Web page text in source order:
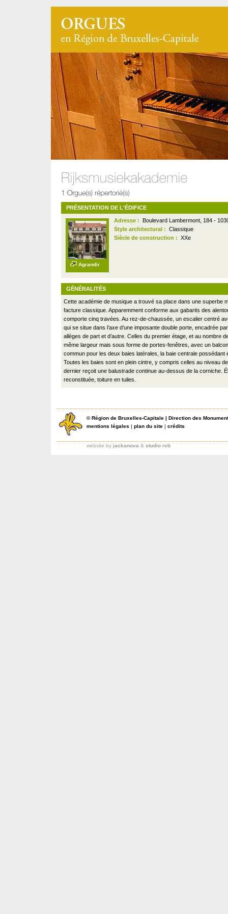
PRÉSENTATION DE L'ÉDIFICE
Agrandir
Adresse :
Boulevard Lambermont, 184 -
Style architectural : Classique
Siècle de construction : XXe
GÉNÉRALITÉS
Cette académie de musique a trouvé sa place dans une superbe
facture classique. Apparemment conforme aux gabarits des
comporte cinq travées. Au rez-de-chaussée, un escalier centré
qui se situe dans l’axe d’une imposante double porte, encadrée
allèges de part et d’autre. Celles du premier étage, et au nombre
même largeur mais sous forme de portes-fenêtres, avec un
commun pour les deux baies latérales, la baie centrale possédant
Toutes les baies sont en plein cintre, y compris celles au niveau
dernier reçoit une balustrade continue au-dessus de la corniche.
reconstituée, toiture en tuiles.
©Région de Bruxelles-Capitale | Direction des
mentions légales | plan du site | crédits
website by jackanova & studio rvb